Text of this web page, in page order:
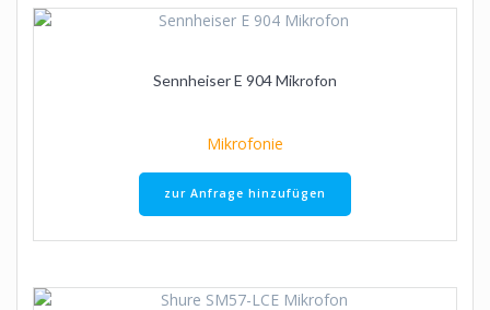
Sennheiser E 904 Mikrofon
Mikrofonie
zur Anfrage hinzufügen